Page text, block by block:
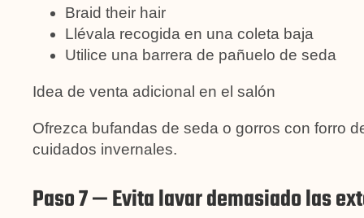
Braid their hair
Llévala recogida en una coleta baja
Utilice una barrera de pañuelo de seda
Idea de venta adicional en el salón
Ofrezca bufandas de seda o gorros con forro
cuidados invernales.
Paso 7 — Evita lavar demasiado las